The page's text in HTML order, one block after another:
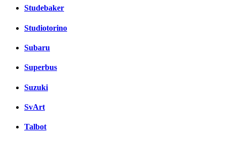
Studebaker
Studiotorino
Subaru
Superbus
Suzuki
SvArt
Talbot